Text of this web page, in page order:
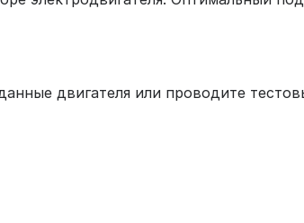
двигателя или проводите